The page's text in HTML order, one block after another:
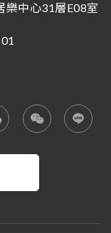
樂中心31層E08室